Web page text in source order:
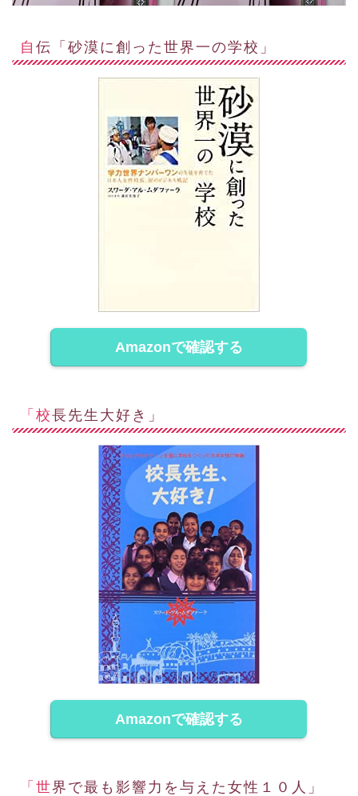
自伝「砂漠に創った世界一の学校」
Amazonで確認する
「校長先生大好き」
Amazonで確認する
「世界で最も影響力を与えた女性１０人」